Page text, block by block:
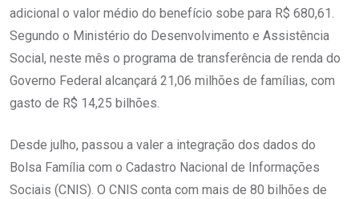
adicional o valor médio do benefício sobe para R$ 680,61.
Segundo o Ministério do Desenvolvimento e Assistência
Social, neste mês o programa de transferência de renda do
Governo Federal alcançará 21,06 milhões de famílias, com
gasto de R$ 14,25 bilhões.
Desde julho, passou a valer a integração dos dados do
Bolsa Família com o Cadastro Nacional de Informações
Sociais (CNIS). O CNIS conta com mais de 80 bilhões de